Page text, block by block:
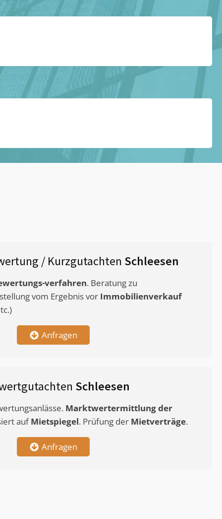
/ Kurzgutachten Schleesen
verfahren. Beratung zu
vom Ergebnis vor Immobilienverkauf
Anfragen
Schleesen
Marktwertermittlungder
aufMietspiegel. Prüfung der Mietverträge.
Anfragen